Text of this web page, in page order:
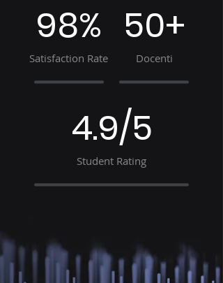
98%
Satisfaction Rate
50+
Docenti
4.9/5
Student Rating